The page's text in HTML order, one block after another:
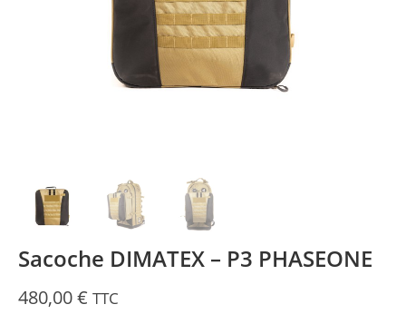
Sacoche DIMATEX – P3 PHASEONE
480,00€ TTC